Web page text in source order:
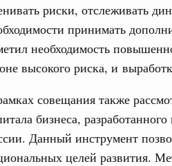
риски, отслеживать
принимать
необходимость
высокого риска, и
совещания также
бизнеса,
Данный инструмент
целей развития.
7 августа, пятница
городов. Городская среда
заседание
лучших
информационных технологий
и Сергей Кравцов